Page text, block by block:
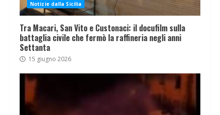
Notizie dalla Sicilia
Tra Macari, San Vito e Custonaci: il docufilm sulla
battaglia civile che fermò la raffineria negli anni
Settanta
15 giugno 2026